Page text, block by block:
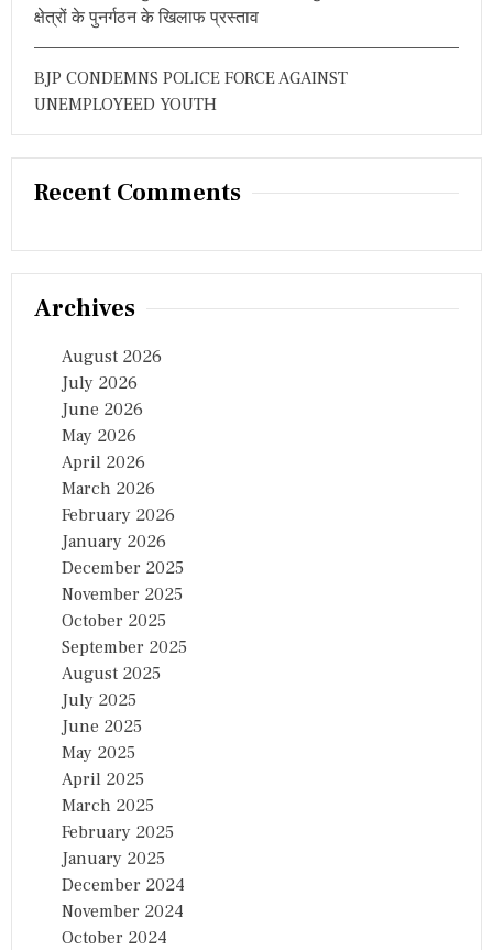
क्षेत्रों के पुनर्गठन के खिलाफ प्रस्ताव
BJP CONDEMNS POLICE FORCE AGAINST
UNEMPLOYEED YOUTH
Recent Comments
Archives
August 2026
July 2026
June 2026
May 2026
April 2026
March 2026
February 2026
January 2026
December 2025
November 2025
October 2025
September 2025
August 2025
July 2025
June 2025
May 2025
April 2025
March 2025
February 2025
January 2025
December 2024
November 2024
October 2024